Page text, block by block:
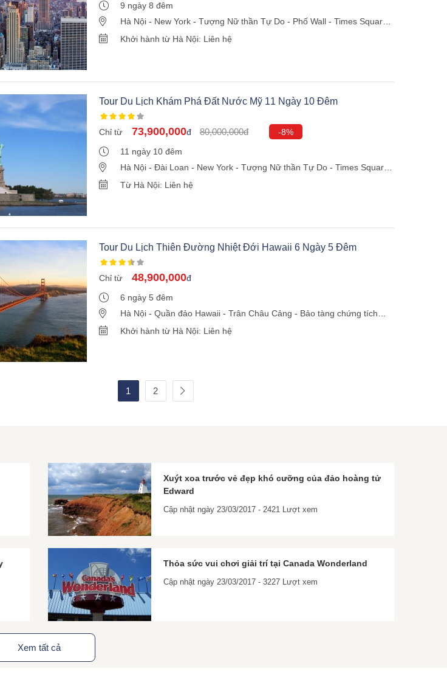
9 ngày 8 đêm
Hà Nội - New York - Tượng Nữ thần Tự Do - Phố Wall - Times Square
Philadenphia
-Washington -
Khởi hành từ Hà Nội: Liên hệ
Tour Du Lịch Khám Phá Đất Nước Mỹ 11 Ngày 10 Đêm
Chỉ từ 73,900,000đ 80,000,000đ
-8%
11 ngày 10 đêm
Hà Nội - Đài Loan - New York - Tượng Nữ thần Tự Do - Times Square
Philadenphia - Washington
Từ Hà Nội: Liên hệ
Tour Du Lịch Thiên Đường Nhiệt Đới Hawaii 6 Ngày 5 Đêm
Chỉ từ 48,900,000đ
6 ngày 5 đêm
Hà Nội - Quần đảo Hawaii - Trân Châu Cảng - Bảo tàng chứng tích
Arizona
- Cung điện Lolani -
Khởi hành từ Hà Nội: Liên hệ
1 2
Xuýt xoa trước vẻ đẹp khó cưỡng của đảo hoàng tử
Edward
Cập nhật ngày 23/03/2017 - 2421 Lượt xem
Thỏa sức vui chơi giải trí tại Canada Wonderland
Cập nhật ngày 23/03/2017 - 3227 Lượt xem
Xem tất cả